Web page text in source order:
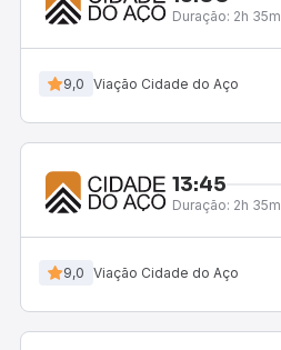
Duração: 2h 35m
9,0 Viação Cidade do Aço
13:45
Duração: 2h 35m
9,0 Viação Cidade do Aço